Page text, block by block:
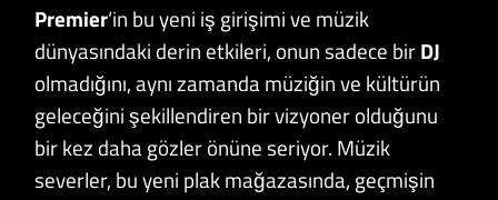
Premier‘in bu yeni iş girişimi ve müzik
dünyasındaki derin etkileri, onun sadece birDJ
olmadığını, aynı zamanda müziğin ve kültürün
geleceğini şekillendiren bir vizyoner olduğunu
bir kez daha gözler önüne seriyor. Müzik
severler, bu yeni plak mağazasında, geçmişin